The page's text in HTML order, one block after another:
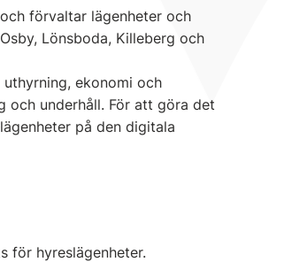
förvaltar lägenheter och
Lönsboda, Killeberg och
ekonomi och
och underhåll. För att göra det
på den digitala
för hyreslägenheter.